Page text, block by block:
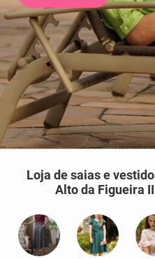
Loja de saias e
Alto da Figueira